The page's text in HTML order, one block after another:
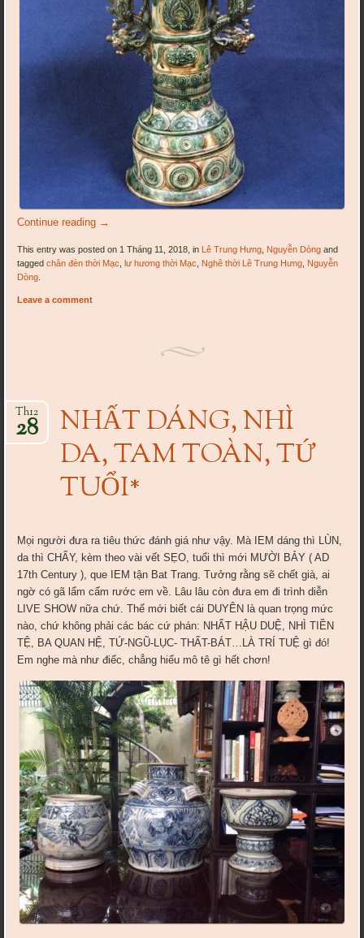
Continue reading →
This entry was posted on 1 Tháng 11, 2018, in Lê Trung Hưng Nguyễn Dòng and
taggedchân đèn thời Mạc ,lư hương thời Mạc Nghê thời Lê Trung Hưng Nguyễn
Dòng
Leave a comment
NHẤT DÁNG, NHÌ
DA, TAM TOÀN, TỨ
TUỔI*
Th12
28
Mọi người đưa ra tiêu thức đánh giá như vậy. Mà IEM dáng thì LÙN,
da thì CHẨY, kèm theo vài vết SẸO, tuổi thì mới MƯỜI BẢY ( AD
17th Century ), que IEM tận Bat Trang. Tưởng rằng sẽ chết già, ai
ngờ có gã lẩm cẩm rước em về. Lâu lâu còn đưa em đi trình diễn
LIVE SHOW nữa chứ. Thế mới biết cái DUYÊN là quan trọng mức
nào, chứ không phải các bác cứ phán: NHẤT HẬU DUỆ, NHÌ TIỀN
TỆ, BA QUAN HỆ, TỨ-NGŨ-LỤC- THẤT-BÁT…LÀ TRÍ TUỆ gì đó!
Em nghe mà như điếc, chẳng hiểu mô tê gì hết chơn!